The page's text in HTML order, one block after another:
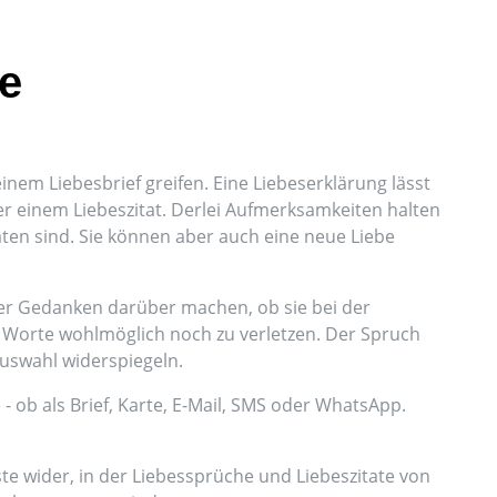
Liebesbrief greifen. Eine Liebeserklärung lässt
einem Liebeszitat. Derlei Aufmerksamkeiten halten
sind. Sie können aber auch eine neue Liebe
Gedanken darüber machen, ob sie bei der
wohlmöglich noch zu verletzen. Der Spruch
widerspiegeln.
als Brief, Karte, E-Mail, SMS oder WhatsApp.
wider, in der Liebessprüche und Liebeszitate von